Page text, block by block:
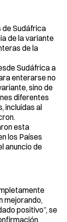
de Sudáfrica
de la variante
de la
Sudáfrica a
enterarse no
sino de
diferentes
incluidas al
esta
los Países
anuncio de
mejorando,
positivo”, se